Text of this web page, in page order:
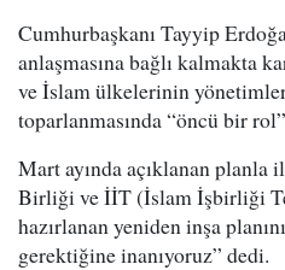
Cumhurbaşkanı Tayyip
anlaşmasına bağlı kalmakta
ve İslam ülkelerinin
toparlanmasında “öncü bir
Mart ayında açıklanan
Birliği ve İİT (İslam İşbirliği
hazırlanan yeniden inşa
gerektiğine inanıyoruz” dedi.